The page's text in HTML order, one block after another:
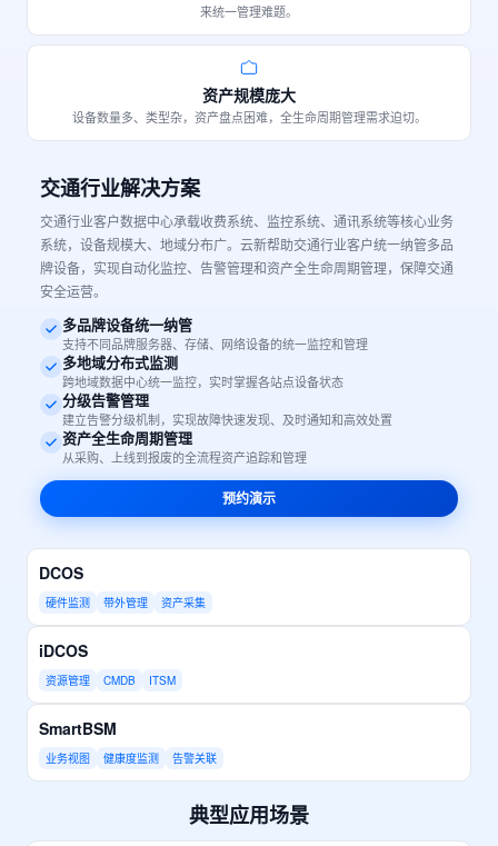
来统一管理难题。
资产规模庞大
设备数量多、类型杂，资产盘点困难，全生命周期管理需求迫切。
交通行业解决方案
交通行业客户数据中心承载收费系统、监控系统、通讯系统等核心业务
系统，设备规模大、地域分布广。云新帮助交通行业客户统一纳管多品
牌设备，实现自动化监控、告警管理和资产全生命周期管理，保障交通
安全运营。
多品牌设备统一纳管
支持不同品牌服务器、存储、网络设备的统一监控和管理
多地域分布式监测
跨地域数据中心统一监控，实时掌握各站点设备状态
分级告警管理
建立告警分级机制，实现故障快速发现、及时通知和高效处置
资产全生命周期管理
从采购、上线到报废的全流程资产追踪和管理
预约演示
DCOS
硬件监测 带外管理 资产采集
iDCOS
资源管理 CMDB ITSM
SmartBSM
业务视图 健康度监测 告警关联
典型应用场景